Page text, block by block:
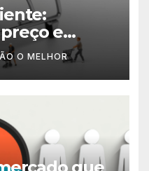
e
O MELHOR